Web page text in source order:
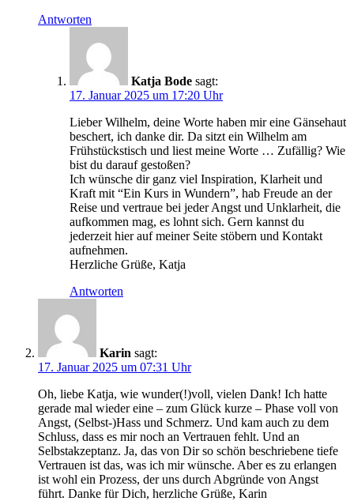
Antworten
Katja Bode sagt:
17. Januar 2025 um 17:20 Uhr
Lieber Wilhelm, deine Worte haben mir eine Gänsehaut
beschert, ich danke dir. Da sitzt ein Wilhelm am
Frühstückstisch und liest meine Worte … Zufällig? Wie
bist du darauf gestoßen?
Ich wünsche dir ganz viel Inspiration, Klarheit und
Kraft mit “Ein Kurs in Wundern”, hab Freude an der
Reise und vertraue bei jeder Angst und Unklarheit, die
aufkommen mag, es lohnt sich. Gern kannst du
jederzeit hier auf meiner Seite stöbern und Kontakt
aufnehmen.
Herzliche Grüße, Katja
Antworten
Karin sagt:
17. Januar 2025 um 07:31 Uhr
Oh, liebe Katja, wie wunder(!)voll, vielen Dank! Ich hatte
gerade mal wieder eine – zum Glück kurze – Phase voll von
Angst, (Selbst-)Hass und Schmerz. Und kam auch zu dem
Schluss, dass es mir noch an Vertrauen fehlt. Und an
Selbstakzeptanz. Ja, das von Dir so schön beschriebene tiefe
Vertrauen ist das, was ich mir wünsche. Aber es zu erlangen
ist wohl ein Prozess, der uns durch Abgründe von Angst
führt. Danke für Dich, herzliche Grüße, Karin